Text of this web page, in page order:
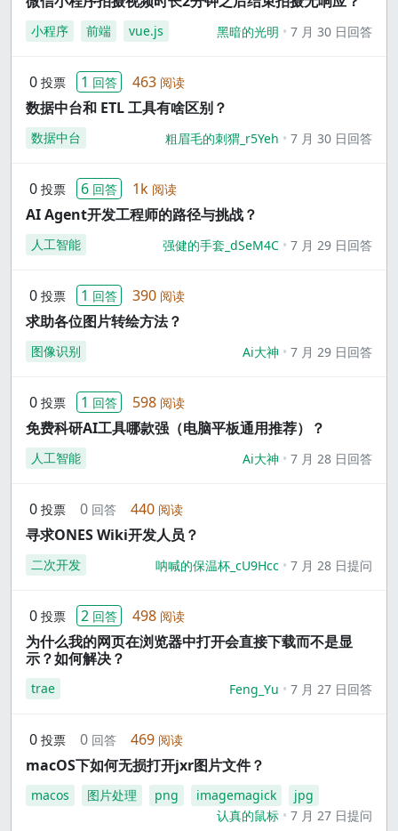
小程序 前端 vue.js 黑暗的光明 7 月 30 日回答
0 投票 1 回答 463 阅读
数据中台和 ETL 工具有啥区别？
数据中台 粗眉毛的刺猬_r5Yeh 7 月 30 日回答
0 投票 6 回答 1k 阅读
AI Agent开发工程师的路径与挑战？
人工智能 强健的手套_dSeM4C 7 月 29 日回答
0 投票 1 回答 390 阅读
求助各位图片转绘方法？
图像识别 Ai大神 7 月 29 日回答
0 投票 1 回答 598 阅读
免费科研AI工具哪款强（电脑平板通用推荐）？
人工智能 Ai大神 7 月 28 日回答
0 投票 0 回答 440 阅读
寻求ONES Wiki开发人员？
二次开发 呐喊的保温杯_cU9Hcc 7 月 28 日提问
0 投票 2 回答 498 阅读
为什么我的网页在浏览器中打开会直接下载而不是显
示？如何解决？
trae Feng_Yu 7 月 27 日回答
0 投票 0 回答 469 阅读
macOS下如何无损打开jxr图片文件？
macos 图片处理 png imagemagick
jpg
认真的鼠标
7 月 27 日提问